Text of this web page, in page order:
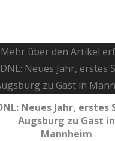
Neues Jahr, erstes
Augsburg zu Gast in
Mannheim